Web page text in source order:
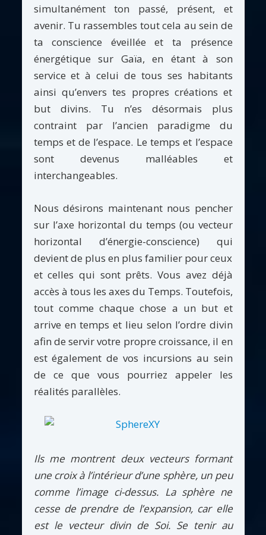
simultanément ton passé, présent, et
avenir. Tu rassembles tout cela au sein de
ta conscience éveillée et ta présence
énergétique sur Gaïa, en étant à son
service et à celui de tous ses habitants
ainsi qu’envers tes propres créations et
but divins. Tu n’es désormais plus
contraint par l’ancien paradigme du
temps et de l’espace. Le temps et l’espace
sont devenus malléables et
interchangeables.
Nous désirons maintenant nous pencher
sur l’axe horizontal du temps (ou vecteur
horizontal d’énergie-conscience) qui
devient de plus en plus familier pour ceux
et celles qui sont prêts. Vous avez déjà
accès à tous les axes du Temps. Toutefois,
tout comme chaque chose a un but et
arrive en temps et lieu selon l’ordre divin
afin de servir votre propre croissance, il en
est également de vos incursions au sein
de ce que vous pourriez appeler les
réalités parallèles.
Ils me montrent deux vecteurs formant
une croix à l’intérieur d’une sphère, un peu
comme l’image ci-dessus. La sphère ne
cesse de prendre de l’expansion, car elle
est le vecteur divin de Soi. Se tenir au